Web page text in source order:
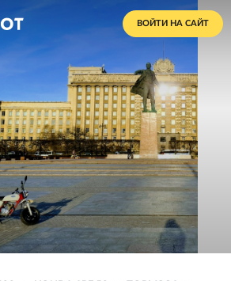
ВОЙТИ НА САЙТ